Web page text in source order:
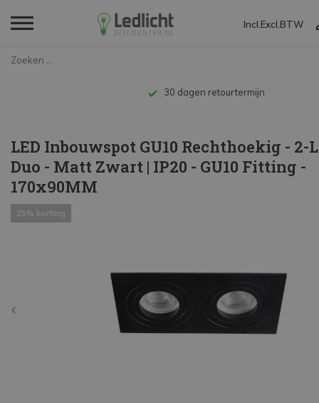
Incl. Excl. BTW
30 dagen retourtermijn
LED Inbouwspot GU10 Rechthoekig - 2-
Duo - Matt Zwart | IP20 - GU10 Fitting -
170x90MM
25% korting